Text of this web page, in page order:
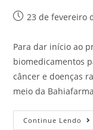
23 de fevereiro
Para dar início ao
biomedicamentos
câncer e doenças
meio da
Continue Lendo